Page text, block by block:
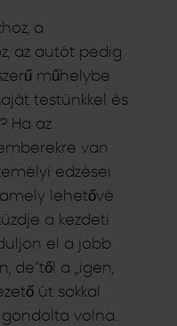
a
az autót pedig
műhelybe
testünkkel és
Ha az
van
edzései
lehetővé
a kezdeti
el a jobb
de”től a „igen,
út sokkal
volna.